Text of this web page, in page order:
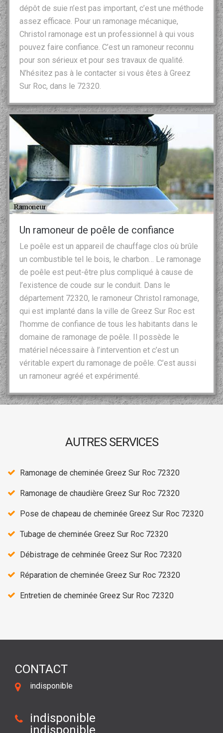
dépôt de suie n’est pas important, c’est une méthode
assez efficace. Pour un ramonage mécanique,
Christol ramonage est un professionnel à qui vous
pouvez faire confiance. C’est un ramoneur reconnu
pour son sérieux et pour ses travaux de qualité.
N’hésitez pas à le contacter si vous êtes à Greez
Sur Roc, dans le 72320.
Un ramoneur de poêle de confiance
Le poêle est un appareil de chauffage clos où brûle
un combustible tel le bois, le charbon… Le ramonage
de poêle est peut-être plus compliqué à cause de
l’existence de coude sur le conduit. Dans le
département 72320, le ramoneur Christol ramonage,
qui est implanté dans la ville de Greez Sur Roc est
l’homme de confiance de tous les habitants dans le
domaine de ramonage de poêle. Il possède le
matériel nécessaire à l’intervention et c’est un
véritable expert du ramonage de poêle. C’est aussi
un ramoneur agréé et expérimenté.
AUTRES SERVICES
Ramonage de cheminée Greez Sur Roc 72320
Ramonage de chaudière Greez Sur Roc 72320
Pose de chapeau de cheminée Greez Sur Roc 72320
Tubage de cheminée Greez Sur Roc 72320
Débistrage de cehminée Greez Sur Roc 72320
Réparation de cheminée Greez Sur Roc 72320
Entretien de cheminée Greez Sur Roc 72320
CONTACT
indisponible
indisponible
indisponible